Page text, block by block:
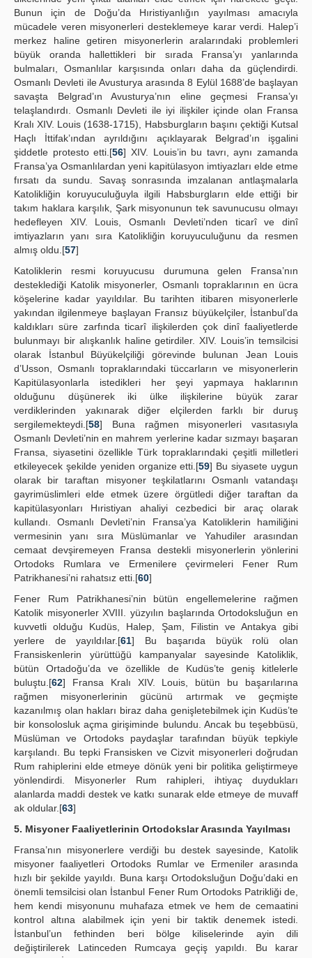
Bunun için de Doğu’da Hıristiyanlığın yayılması amacıyla
mücadele veren misyonerleri desteklemeye karar verdi. Halep’i
merkez haline getiren misyonerlerin aralarındaki problemleri
büyük oranda hallettikleri bir sırada Fransa’yı yanlarında
bulmaları, Osmanlılar karşısında onları daha da güçlendirdi.
Osmanlı Devleti ile Avusturya arasında 8 Eylül 1688’de başlayan
savaşta Belgrad’ın Avusturya’nın eline geçmesi Fransa’yı
telaşlandırdı. Osmanlı Devleti ile iyi ilişkiler içinde olan Fransa
Kralı XIV. Louis (1638-1715), Habsburgların başını çektiği Kutsal
Haçlı İttifak’ından ayrıldığını açıklayarak Belgrad’ın işgalini
şiddetle protesto etti.[56] XIV. Louis’in bu tavrı, aynı zamanda
Fransa’ya Osmanlılardan yeni kapitülasyon imtiyazları elde etme
fırsatı da sundu. Savaş sonrasında imzalanan antlaşmalarla
Katolikliğin koruyuculuğuyla ilgili Habsburgların elde ettiği bir
takım haklara karşılık, Şark misyonunun tek savunucusu olmayı
hedefleyen XIV. Louis, Osmanlı Devleti’nden ticarî ve dinî
imtiyazların yanı sıra Katolikliğin koruyuculuğunu da resmen
almış oldu.[57]
Katoliklerin resmi koruyucusu durumuna gelen Fransa’nın
desteklediği Katolik misyonerler, Osmanlı topraklarının en ücra
köşelerine kadar yayıldılar. Bu tarihten itibaren misyonerlerle
yakından ilgilenmeye başlayan Fransız büyükelçiler, İstanbul’da
kaldıkları süre zarfında ticarî ilişkilerden çok dinî faaliyetlerde
bulunmayı bir alışkanlık haline getirdiler. XIV. Louis’in temsilcisi
olarak İstanbul Büyükelçiliği görevinde bulunan Jean Louis
d’Usson, Osmanlı topraklarındaki tüccarların ve misyonerlerin
Kapitülasyonlarla istedikleri her şeyi yapmaya haklarının
olduğunu düşünerek iki ülke ilişkilerine büyük zarar
verdiklerinden yakınarak diğer elçilerden farklı bir duruş
sergilemekteydi.[58] Buna rağmen misyonerleri vasıtasıyla
Osmanlı Devleti’nin en mahrem yerlerine kadar sızmayı başaran
Fransa, siyasetini özellikle Türk topraklarındaki çeşitli milletleri
etkileyecek şekilde yeniden organize etti.[59] Bu siyasete uygun
olarak bir taraftan misyoner teşkilatlarını Osmanlı vatandaşı
gayrimüslimleri elde etmek üzere örgütledi diğer taraftan da
kapitülasyonları Hıristiyan ahaliyi cezbedici bir araç olarak
kullandı. Osmanlı Devleti’nin Fransa’ya Katoliklerin hamiliğini
vermesinin yanı sıra Müslümanlar ve Yahudiler arasından
cemaat devşiremeyen Fransa destekli misyonerlerin yönlerini
Ortodoks Rumlara ve Ermenilere çevirmeleri Fener Rum
Patrikhanesi’ni rahatsız etti.[60]
Fener Rum Patrikhanesi’nin bütün engellemelerine rağmen
Katolik misyonerler XVIII. yüzyılın başlarında Ortodoksluğun en
kuvvetli olduğu Kudüs, Halep, Şam, Filistin ve Antakya gibi
yerlere de yayıldılar.[61] Bu başarıda büyük rolü olan
Fransiskenlerin yürüttüğü kampanyalar sayesinde Katoliklik,
bütün Ortadoğu’da ve özellikle de Kudüs’te geniş kitlelerle
buluştu.[62] Fransa Kralı XIV. Louis, bütün bu başarılarına
rağmen misyonerlerinin gücünü artırmak ve geçmişte
kazanılmış olan hakları biraz daha genişletebilmek için Kudüs’te
bir konsolosluk açma girişiminde bulundu. Ancak bu teşebbüsü,
Müslüman ve Ortodoks paydaşlar tarafından büyük tepkiyle
karşılandı. Bu tepki Fransisken ve Cizvit misyonerleri doğrudan
Rum rahiplerini elde etmeye dönük yeni bir politika geliştirmeye
yönlendirdi. Misyonerler Rum rahipleri, ihtiyaç duydukları
alanlarda maddi destek ve katkı sunarak elde etmeye de muvaff
ak oldular.[63]
5. Misyoner Faaliyetlerinin Ortodokslar Arasında Yayılması
Fransa’nın misyonerlere verdiği bu destek sayesinde, Katolik
misyoner faaliyetleri Ortodoks Rumlar ve Ermeniler arasında
hızlı bir şekilde yayıldı. Buna karşı Ortodoksluğun Doğu’daki en
önemli temsilcisi olan İstanbul Fener Rum Ortodoks Patrikliği de,
hem kendi misyonunu muhafaza etmek ve hem de cemaatini
kontrol altına alabilmek için yeni bir taktik denemek istedi.
İstanbul’un fethinden beri bölge kiliselerinde ayin dili
değiştirilerek Latinceden Rumcaya geçiş yapıldı. Bu karar